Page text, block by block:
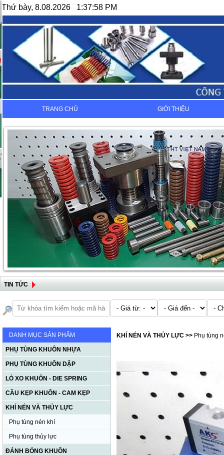
Thứ bày, 8.08.2026 1:37:58 PM
TRANG CHỦ GIỚI THIỆU
TIN TỨC
DANH MỤC SẢN PHẨM
PHỤ TÙNG KHUÔN NHỰA
PHỤ TÙNG KHUÔN DẬP
LÒ XO KHUÔN - DIE SPRING
CẦU KẸP KHUÔN - CAM KẸP
KHÍ NÉN VÀ THỦY LỰC
Phụ tùng nén khí
Phụ tùng thủy lực
ĐÁNH BÓNG KHUÔN
KHÍ NÉN VÀ THỦY LỰC >> Phụ tùng